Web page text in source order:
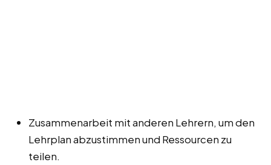
Zusammenarbeit mit anderen Lehrern, um den
Lehrplan abzustimmen und Ressourcen zu
teilen.